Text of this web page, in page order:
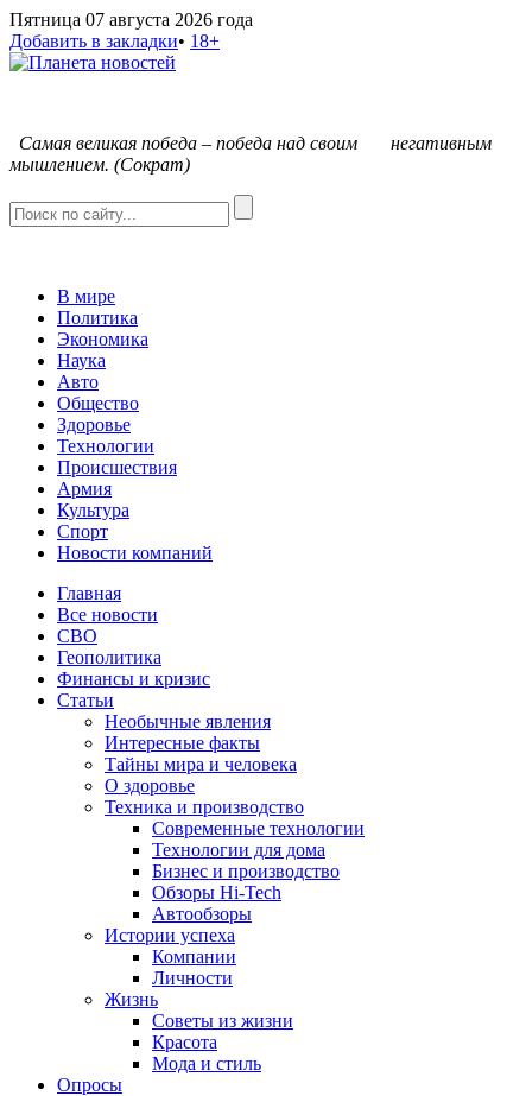
Пятница 07 августа 2026 года
Добавить в закладки• 18+
Самая великая победа – победа над своим негативным
мышлением. (Сократ)
В мире
Политика
Экономика
Наука
Авто
Общество
Здоровье
Технологии
Происшествия
Армия
Культура
Спорт
Новости компаний
Главная
Все новости
СВО
Геополитика
Финансы и кризис
Статьи
Необычные явления
Интересные факты
Тайны мира и человека
О здоровье
Техника и производство
Современные технологии
Технологии для дома
Бизнес и производство
Обзоры Hi-Tech
Автообзоры
Истории успеха
Компании
Личности
Жизнь
Советы из жизни
Красота
Мода и стиль
Опросы